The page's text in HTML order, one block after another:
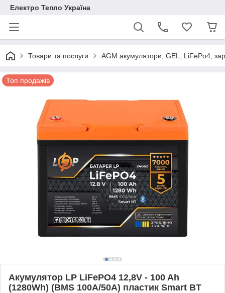
Електро Тепло Україна
Товари та послуги AGM акумулятори, GEL, LiFePo4,
Топ продажів
Акумулятор LP LiFePO4 12,8V - 100 Ah
(1280Wh) (BMS 100A/50А) пластик Smart BT